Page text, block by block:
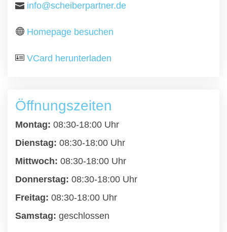
info@scheiberpartner.de
Homepage besuchen
VCard herunterladen
Öffnungszeiten
Montag: 08:30-18:00 Uhr
Dienstag: 08:30-18:00 Uhr
Mittwoch: 08:30-18:00 Uhr
Donnerstag: 08:30-18:00 Uhr
Freitag: 08:30-18:00 Uhr
Samstag: geschlossen